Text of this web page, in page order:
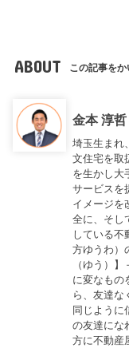
ABOUT この記事をか
金本 淳哲
埼玉生まれ
文住宅を取
を生かし大
サービスを
イメージを
全に、そし
している不
方ゆうわ）
（ゆう）
に変なもの
ら、友達な
同じように
の友達にな
方に不動産